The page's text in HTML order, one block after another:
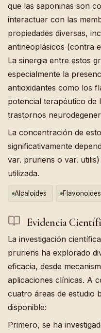
que las saponinas son
interactuar con las
propiedades diversas,
antineoplásicos (contra
La sinergia entre estos
especialmente la
antioxidantes como los
potencial terapéutico de
trastornos
La concentración de
significativamente
var. pruriens o var.
utilizada.
Alcaloides Flavonoides
Evidencia
La investigación
pruriens ha explorado
eficacia, desde
aplicaciones clínicas. A
cuatro áreas de estudio
disponible:
Primero, se ha